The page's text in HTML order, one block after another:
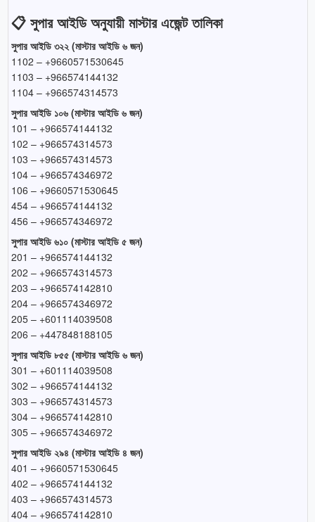
📋 সুপার আইডি অনুযায়ী মাস্টার এজেন্ট তালিকা
সুপার আইডি ৩২২ (মাস্টার আইডি ৬ জন)
1102 – +9660571530645
1103 – +966574144132
1104 – +966574314573
সুপার আইডি ১০৬ (মাস্টার আইডি ৬ জন)
101 – +966574144132
102 – +966574314573
103 – +966574314573
104 – +966574346972
106 – +9660571530645
454 – +966574144132
456 – +966574346972
সুপার আইডি ৬১০ (মাস্টার আইডি ৫ জন)
201 – +966574144132
202 – +966574314573
203 – +966574142810
204 – +966574346972
205 – +601114039508
206 – +447848188105
সুপার আইডি ৮৫৫ (মাস্টার আইডি ৬ জন)
301 – +601114039508
302 – +966574144132
303 – +966574314573
304 – +966574142810
305 – +966574346972
সুপার আইডি ২৯৪ (মাস্টার আইডি ৪ জন)
401 – +9660571530645
402 – +966574144132
403 – +966574314573
404 – +966574142810